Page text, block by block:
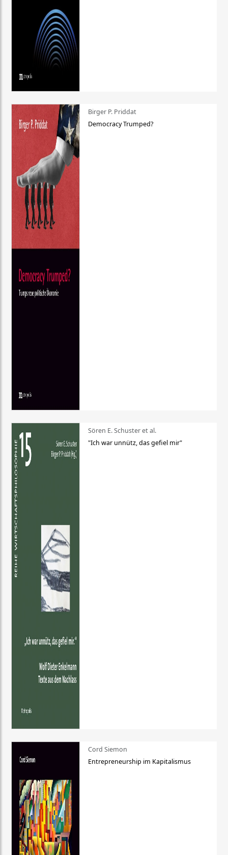
Birger P. Priddat
Democracy Trumped?
Sören E. Schuster et al.
"Ich war unnütz, das gefiel mir"
Cord Siemon
Entrepreneurship im Kapitalismus